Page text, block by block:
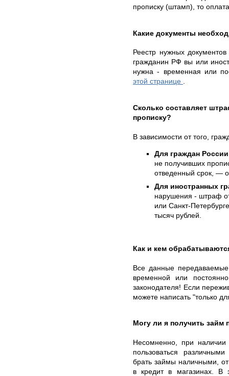
прописку (штамп), то
Какие документы
Реестр нужных документов
гражданин РФ вы или
нужна - временная или
этой странице .
Сколько составляет
прописку?
В зависимости от того,
Для граждан России
не получивших
отведенный срок, —
Для иностранных
нарушения - штраф
или Санкт-
тысяч рублей.
Как и кем
Все данные
временной или
законодателя! Если
можете написать "только
Могу ли я получить займ
Несомненно, при
пользоваться
брать займы наличными,
в кредит в магазинах. В